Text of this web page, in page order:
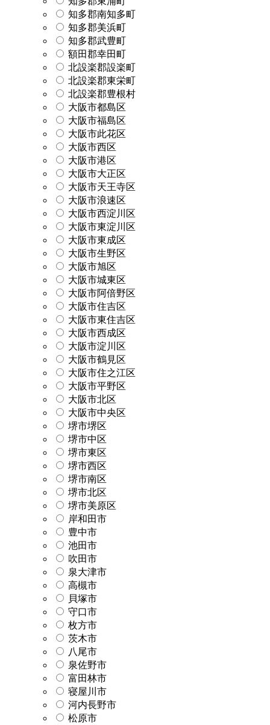
知多郡南知多町
知多郡美浜町
知多郡武豊町
額田郡幸田町
北設楽郡設楽町
北設楽郡東栄町
北設楽郡豊根村
大阪市都島区
大阪市福島区
大阪市此花区
大阪市西区
大阪市港区
大阪市大正区
大阪市天王寺区
大阪市浪速区
大阪市西淀川区
大阪市東淀川区
大阪市東成区
大阪市生野区
大阪市旭区
大阪市城東区
大阪市阿倍野区
大阪市住吉区
大阪市東住吉区
大阪市西成区
大阪市淀川区
大阪市鶴見区
大阪市住之江区
大阪市平野区
大阪市北区
大阪市中央区
堺市堺区
堺市中区
堺市東区
堺市西区
堺市南区
堺市北区
堺市美原区
岸和田市
豊中市
池田市
吹田市
泉大津市
高槻市
貝塚市
守口市
枚方市
茨木市
八尾市
泉佐野市
富田林市
寝屋川市
河内長野市
松原市